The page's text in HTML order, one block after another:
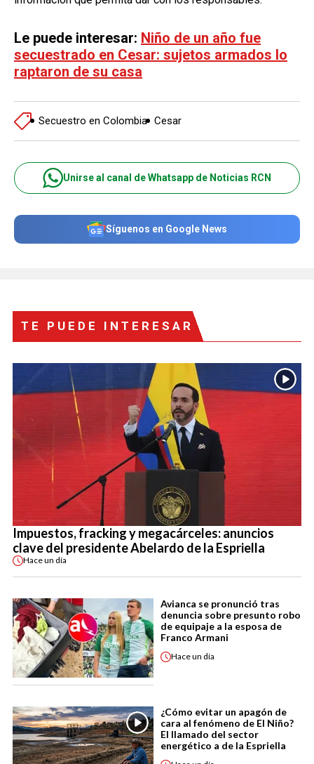
Le puede interesar: Niño de un año fue
secuestrado en Cesar: sujetos armados lo
raptaron de su casa
Secuestro en Colombia Cesar
Unirse al canal de Whatsapp de Noticias RCN
Síguenos en Google News
TE PUEDE INTERESAR
Impuestos, fracking y megacárceles: anuncios
clave del presidente Abelardo de la Espriella
Haceun día
Avianca se pronunció tras
denuncia sobre presunto robo
de equipaje a la esposa de
Franco Armani
Haceun día
¿Cómo evitar un apagón de
cara al fenómeno de El Niño?
El llamado del sector
energético a de la Espriella